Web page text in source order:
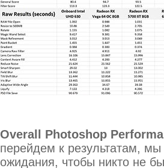
Overall Photoshop
перейдем к результатам,
ожидания, чтобы никто не